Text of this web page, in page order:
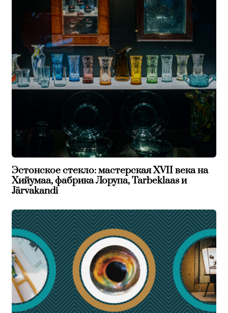
Эстонское стекло: мастерская XVII века на
Хийумаа, фабрика Лорупа, Tarbeklaas и
Järvakandi